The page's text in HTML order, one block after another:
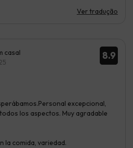
Ver tradução
8.9
casal
excepcional,
los aspectos. Muy agradable
la comida, variedad.